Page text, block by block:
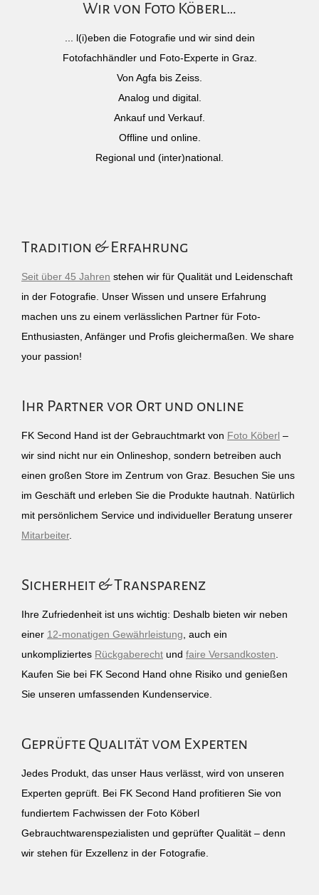
Wir von Foto Köberl…
... l(i)eben die Fotografie und wir sind dein
Fotofachhändler und Foto-Experte in Graz.
Von Agfa bis Zeiss.
Analog und digital.
Ankauf und Verkauf.
Offline und online.
Regional und (inter)national.
Tradition & Erfahrung
Seit über 45 Jahren stehen wir für Qualität und Leidenschaft
in der Fotografie. Unser Wissen und unsere Erfahrung
machen uns zu einem verlässlichen Partner für Foto-
Enthusiasten, Anfänger und Profis gleichermaßen. We share
your passion!
Ihr Partner vor Ort und online
FK Second Hand ist der Gebrauchtmarkt von Foto Köberl –
wir sind nicht nur ein Onlineshop, sondern betreiben auch
einen großen Store im Zentrum von Graz. Besuchen Sie uns
im Geschäft und erleben Sie die Produkte hautnah. Natürlich
mit persönlichem Service und individueller Beratung unserer
Mitarbeiter.
Sicherheit & Transparenz
Ihre Zufriedenheit ist uns wichtig: Deshalb bieten wir neben
einer 12-monatigen Gewährleistung , auch ein
unkompliziertes Rückgaberecht und faire Versandkosten
Kaufen Sie bei FK Second Hand ohne Risiko und genießen
Sie unseren umfassenden Kundenservice.
Geprüfte Qualität vom Experten
Jedes Produkt, das unser Haus verlässt, wird von unseren
Experten geprüft. Bei FK Second Hand profitieren Sie von
fundiertem Fachwissen der Foto Köberl
Gebrauchtwarenspezialisten und geprüfter Qualität – denn
wir stehen für Exzellenz in der Fotografie.